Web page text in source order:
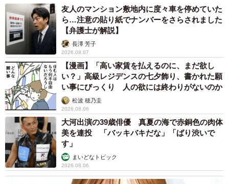
夫？」と声をかけます。そして、壁越しで会話を重ね、私
と息子は翌日に改めて会うことになりました。
友人のマンション敷地内に度々車を停めていた
ら…注意の貼り紙でナンバーをさらされました
【弁護士が解説】
長澤 芳子
2026.08.07
【漫画】「高い家賃を払えるのに、まだ欲し
い？」高級レジデンスの七夕飾り、書かれた願
い事にびっくり 人の欲には終わりがないのか
松波 穂乃圭
2026.08.06
大河出演の39歳俳優 真夏の海で赤銅色の肉体
美を連投 「バッキバキだな」「ばり渋いで
す」
まいどなトピック
2026.08.06